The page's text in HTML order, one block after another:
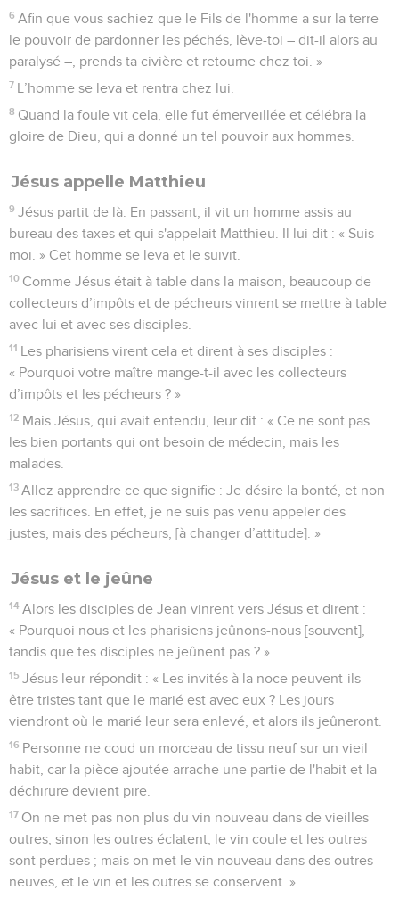
6 Afin que vous sachiez que le Fils de l'homme a sur la terre
le pouvoir de pardonner les péchés, lève-toi – dit-il alors au
paralysé –, prends ta civière et retourne chez toi. »
7 L’homme se leva et rentra chez lui.
8 Quand la foule vit cela, elle fut émerveillée et célébra la
gloire de Dieu, qui a donné un tel pouvoir aux hommes.
Jésus appelle Matthieu
9 Jésus partit de là. En passant, il vit un homme assis au
bureau des taxes et qui s'appelait Matthieu. Il lui dit : « Suis-
moi. » Cet homme se leva et le suivit.
10 Comme Jésus était à table dans la maison, beaucoup de
collecteurs d’impôts et de pécheurs vinrent se mettre à table
avec lui et avec ses disciples.
11 Les pharisiens virent cela et dirent à ses disciples :
« Pourquoi votre maître mange-t-il avec les collecteurs
d’impôts et les pécheurs ? »
12 Mais Jésus, qui avait entendu, leur dit : « Ce ne sont pas
les bien portants qui ont besoin de médecin, mais les
malades.
13 Allez apprendre ce que signifie : Je désire la bonté, et non
les sacrifices. En effet, je ne suis pas venu appeler des
justes, mais des pécheurs, [à changer d’attitude]. »
Jésus et le jeûne
14 Alors les disciples de Jean vinrent vers Jésus et dirent :
« Pourquoi nous et les pharisiens jeûnons-nous [souvent],
tandis que tes disciples ne jeûnent pas ? »
15 Jésus leur répondit : « Les invités à la noce peuvent-ils
être tristes tant que le marié est avec eux ? Les jours
viendront où le marié leur sera enlevé, et alors ils jeûneront.
16 Personne ne coud un morceau de tissu neuf sur un vieil
habit, car la pièce ajoutée arrache une partie de l'habit et la
déchirure devient pire.
17 On ne met pas non plus du vin nouveau dans de vieilles
outres, sinon les outres éclatent, le vin coule et les outres
sont perdues ; mais on met le vin nouveau dans des outres
neuves, et le vin et les outres se conservent. »